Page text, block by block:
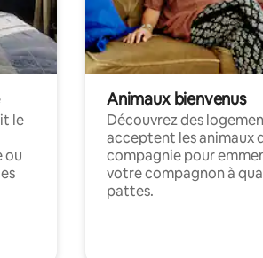
le
ou
Animaux bienvenus
Découvrez des
acceptent les animaux
compagnie pour
votre compagnon à
pattes.